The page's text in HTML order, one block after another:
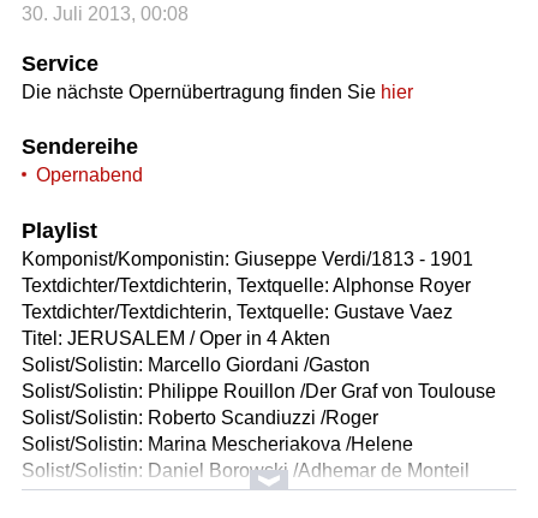
30. Juli 2013, 00:08
Service
Die nächste Opernübertragung finden Sie hier
Sendereihe
Opernabend
Playlist
Komponist/Komponistin: Giuseppe Verdi/1813 - 1901
Textdichter/Textdichterin, Textquelle: Alphonse Royer
Textdichter/Textdichterin, Textquelle: Gustave Vaez
Titel: JERUSALEM / Oper in 4 Akten
Solist/Solistin: Marcello Giordani /Gaston
Solist/Solistin: Philippe Rouillon /Der Graf von Toulouse
Solist/Solistin: Roberto Scandiuzzi /Roger
Solist/Solistin: Marina Mescheriakova /Helene
Solist/Solistin: Daniel Borowski /Adhemar de Monteil
Solist/Solistin: Simon Edwards /Raymond